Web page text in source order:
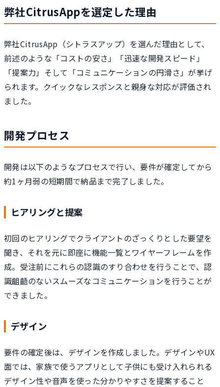
弊社CitrusAppを選定した理由
弊社CitrusApp（シトラスアップ）を選んだ理由として、
前述のような「コストの安さ」「迅速な開発スピード」
「提案力」そして「コミュニケーションの円滑さ」が挙げ
られます。クイックなレスポンスと親身な対応が評価され
ました。
開発プロセス
開発は以下のようなプロセスで行い、要件が確定してから
約1ヶ月弱の短期間で納品まで完了しました。
ヒアリングと提案
初回のヒアリングでクライアントのざっくりとした要望を
聞き、それを元に即座に機能一覧とワイヤーフレームを作
成。受注前にこれらの認識のすり合わせを行うことで、認
識齟齬のないスムーズなコミュニケーションを行うことが
できました。
デザイン
要件の確定後は、デザインを作成しました。デザインやUX
面では、家族で使うアプリとして子供にも受け入れられる
デザイン性や音声を使った分かりやすさを提案すること